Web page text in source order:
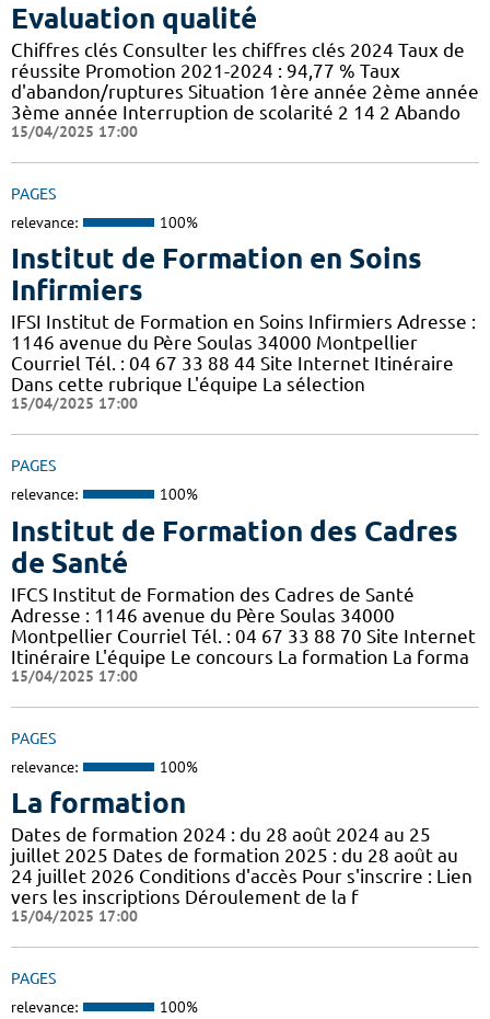
Evaluation qualité
Chiffres clés Consulter les chiffres clés 2024 Taux de
réussite Promotion 2021-2024 : 94,77 % Taux
d'abandon/ruptures Situation 1ère année 2ème année
3ème année Interruption de scolarité 2 14 2 Abando
15/04/2025 17:00
PAGES
relevance: 100%
Institut de Formation en Soins
Infirmiers
IFSI Institut de Formation en Soins Infirmiers Adresse :
1146 avenue du Père Soulas 34000 Montpellier
Courriel Tél. : 04 67 33 88 44 Site Internet Itinéraire
Dans cette rubrique L'équipe La sélection
15/04/2025 17:00
PAGES
relevance: 100%
Institut de Formation des Cadres
de Santé
IFCS Institut de Formation des Cadres de Santé
Adresse : 1146 avenue du Père Soulas 34000
Montpellier Courriel Tél. : 04 67 33 88 70 Site Internet
Itinéraire L'équipe Le concours La formation La forma
15/04/2025 17:00
PAGES
relevance: 100%
La formation
Dates de formation 2024 : du 28 août 2024 au 25
juillet 2025 Dates de formation 2025 : du 28 août au
24 juillet 2026 Conditions d'accès Pour s'inscrire : Lien
vers les inscriptions Déroulement de la f
15/04/2025 17:00
PAGES
relevance: 100%